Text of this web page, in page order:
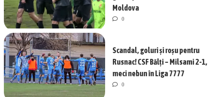
Moldova
0
Scandal, goluri și roșu pentru
Rusnac! CSF Bălți – Milsami 2-1,
meci nebun în Liga 7777
0